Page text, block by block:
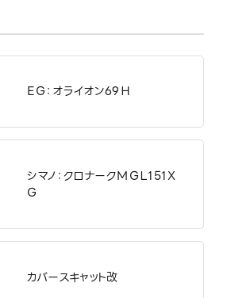
ＥＧ：オライオン69Ｈ
シマノ：クロナークＭＧＬ151Ｘ
Ｇ
カバースキャット改